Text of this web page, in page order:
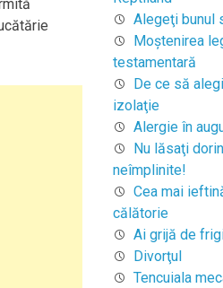
Alegeţi bunul
Moştenirea
testamentară
De ce să
izolaţie
Alergie în
Nu lăsaţi
neîmplinite!
Cea mai
călătorie
Ai grijă de
Divorţul
Tencuiala